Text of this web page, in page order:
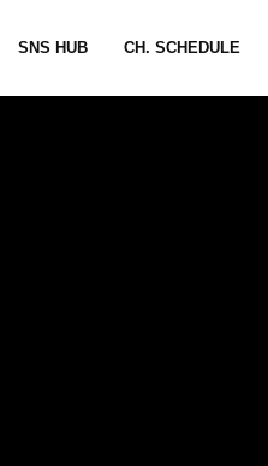
SNS HUB CH. SCHEDULE